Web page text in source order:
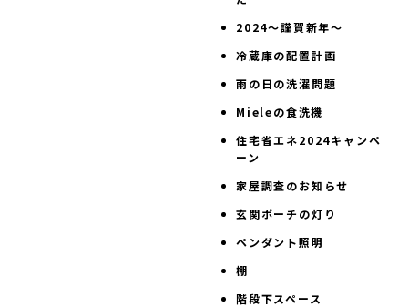
2024～謹賀新年～
冷蔵庫の配置計画
雨の日の洗濯問題
Mieleの食洗機
住宅省エネ2024キャンペ
ーン
家屋調査のお知らせ
玄関ポーチの灯り
ペンダント照明
棚
階段下スペース